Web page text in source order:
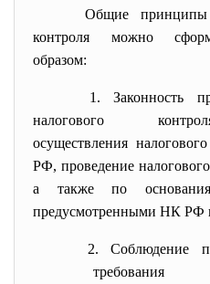
Общие принципы
контроля можно
образом:
1. Законность
налогового
осуществления
РФ, проведение
а также по
предусмотренными НК РФ
2. Соблюдение
требования